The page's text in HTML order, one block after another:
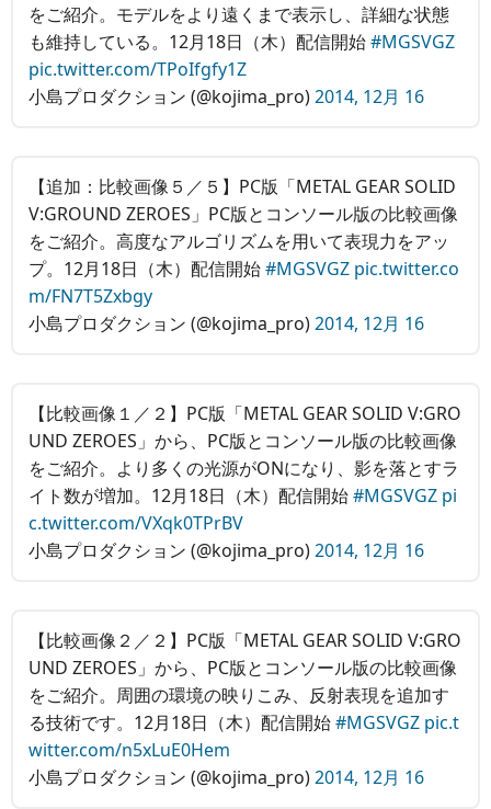
をご紹介。モデルをより遠くまで表示し、詳細な状態
も維持している。12月18日（木）配信開始#MGSVGZ
pic.twitter.com/TPoIfgfy1Z
小島プロダクション (@kojima_pro)2014, 12月 16
【追加：比較画像５／５】PC版「METAL GEAR SOLID
V:GROUND ZEROES」PC版とコンソール版の比較画像
をご紹介。高度なアルゴリズムを用いて表現力をアッ
プ。12月18日（木）配信開始#MGSVGZ pic.twitter.co
m/FN7T5Zxbgy
小島プロダクション (@kojima_pro)2014, 12月 16
【比較画像１／２】PC版「METAL GEAR SOLID V:GRO
UND ZEROES」から、PC版とコンソール版の比較画像
をご紹介。より多くの光源がONになり、影を落とすラ
イト数が増加。12月18日（木）配信開始#MGSVGZ pi
c.twitter.com/VXqk0TPrBV
小島プロダクション (@kojima_pro)2014, 12月 16
【比較画像２／２】PC版「METAL GEAR SOLID V:GRO
UND ZEROES」から、PC版とコンソール版の比較画像
をご紹介。周囲の環境の映りこみ、反射表現を追加す
る技術です。12月18日（木）配信開始#MGSVGZ pic.t
witter.com/n5xLuE0Hem
小島プロダクション (@kojima_pro)2014, 12月 16